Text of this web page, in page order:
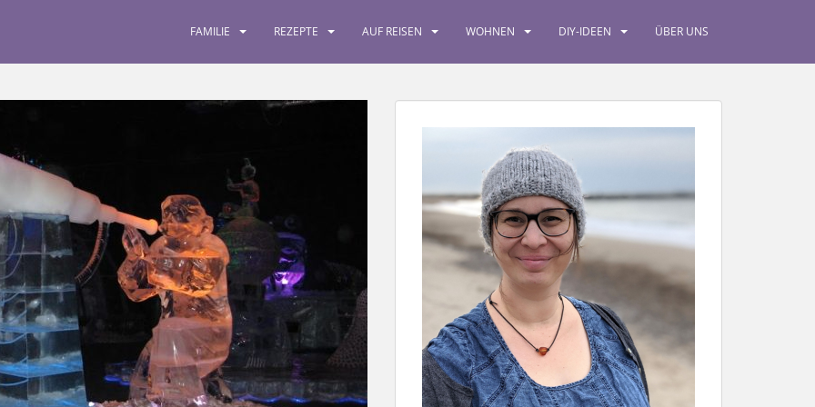
FAMILIE REZEPTE AUF REISEN WOHNEN DIY-IDEEN ÜBER UNS